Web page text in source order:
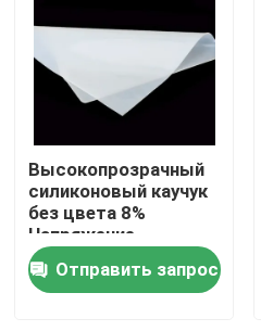
Цвет Masterbatch
Метиловая камедь
Резиновая смесь AEM
Эпихлоргидрин резиновый
Высокопрозрачный
силиконовый каучук
без цвета 8%
Напряжение
Отправить запрос